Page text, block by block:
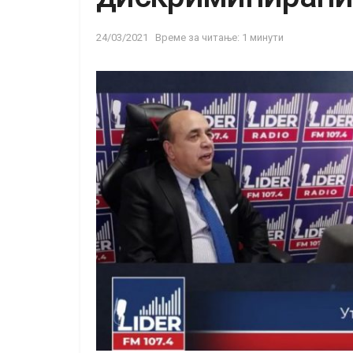
24/03/2021 Време за читање: 1 минути